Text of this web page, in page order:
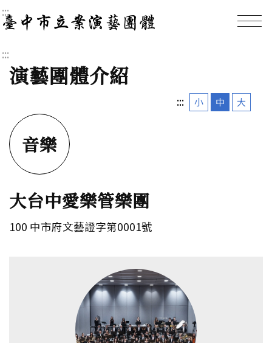
:::
臺中市立案演藝團體｜
:::
演藝團體介紹
::: 小 中 大
音樂
大台中愛樂管樂團
100 中市府文藝證字第0001號